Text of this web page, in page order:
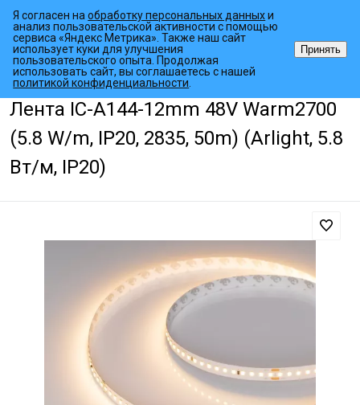
Главная страница • Каталог товаров • Светодиодные ленты
Лента IC-A144-12mm 48V Warm2700
(5.8 W/m, IP20, 2835, 50m) (Arlight, 5.8
Вт/м, IP20)
Я согласен наобработку персональных данныхи
анализ пользовательской активности с помощью
сервиса «Яндекс Метрика». Также наш сайт
использует куки для улучшения
пользовательского опыта. Продолжая
использовать сайт, вы соглашаетесь с нашей
политикой конфиденциальности
Принять